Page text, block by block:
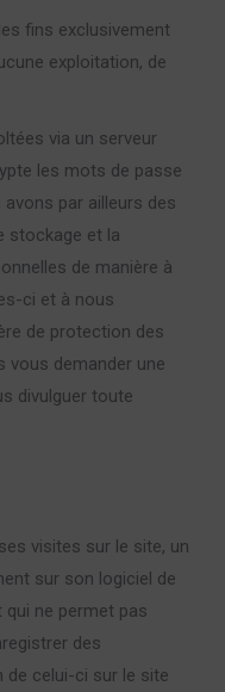
fins exclusivement
exploitation, de
via un serveur
les mots de passe
par ailleurs des
stockage et la
de manière à
ci et à nous
de protection des
vous demander une
divulguer toute
visites sur le site, un
sur son logiciel de
qui ne permet pas
des
de celui-ci sur le site